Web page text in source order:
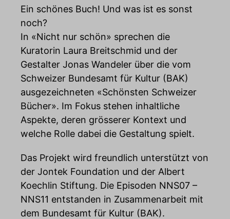
Ein schönes Buch! Und was ist es sonst
noch?
In «Nicht nur schön» sprechen die
Kuratorin Laura Breitschmid und der
Gestalter Jonas Wandeler über die vom
Schweizer Bundesamt für Kultur (BAK)
ausgezeichneten «Schönsten Schweizer
Bücher». Im Fokus stehen inhaltliche
Aspekte, deren grösserer Kontext und
welche Rolle dabei die Gestaltung spielt.
Das Projekt wird freundlich unterstützt von
der Jontek Foundation und der Albert
Koechlin Stiftung. Die Episoden NNS07 –
NNS11 entstanden in Zusammenarbeit mit
dem Bundesamt für Kultur (BAK).